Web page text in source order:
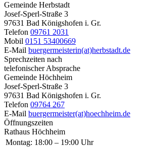
Gemeinde Herbstadt
Josef-Sperl-Straße 3
97631 Bad Königshofen i. Gr.
Telefon 09761 2031
Mobil 0151 53400669
E-Mail buergermeisterin(at)herbstadt.de
Sprechzeiten nach
telefonischer Absprache
Gemeinde Höchheim
Josef-Sperl-Straße 3
97631 Bad Königshofen i. Gr.
Telefon 09764 267
E-Mail buergermeister(at)hoechheim.de
Öffnungszeiten
Rathaus Höchheim
Montag: 18:00 – 19:00 Uhr